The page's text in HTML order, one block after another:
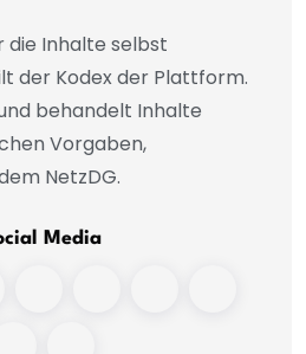
die Inhalte selbst
der Kodex der Plattform.
behandelt Inhalte
Vorgaben,
NetzDG.
Media